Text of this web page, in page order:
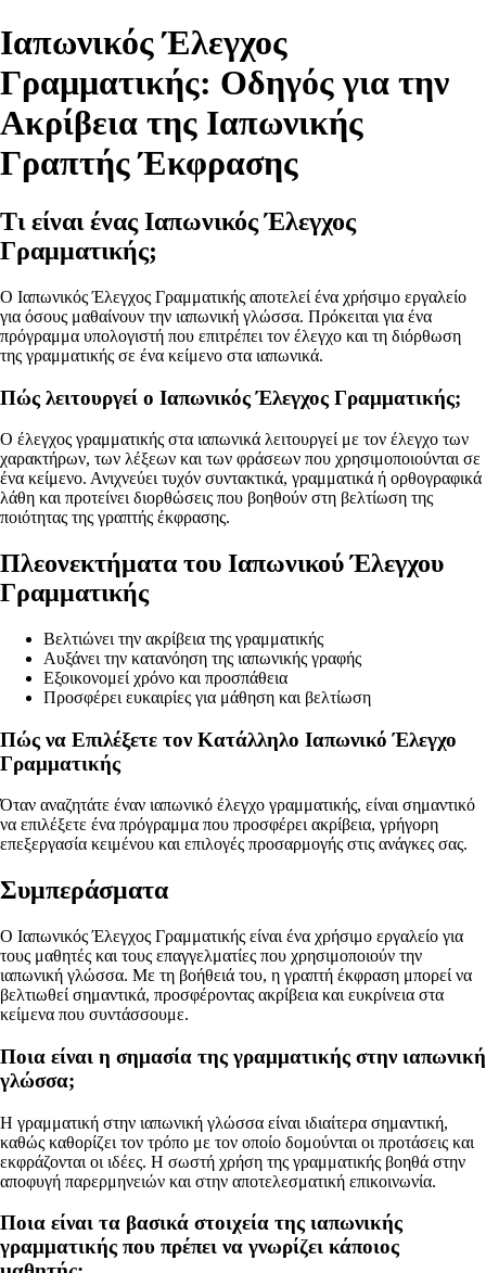
Ιαπωνικός Έλεγχος
Γραμματικής: Οδηγός για την
Ακρίβεια της Ιαπωνικής
Γραπτής Έκφρασης
Τι είναι ένας Ιαπωνικός Έλεγχος
Γραμματικής;
Ο Ιαπωνικός Έλεγχος Γραμματικής αποτελεί ένα χρήσιμο εργαλείο
για όσους μαθαίνουν την ιαπωνική γλώσσα. Πρόκειται για ένα
πρόγραμμα υπολογιστή που επιτρέπει τον έλεγχο και τη διόρθωση
της γραμματικής σε ένα κείμενο στα ιαπωνικά.
Πώς λειτουργεί ο Ιαπωνικός Έλεγχος Γραμματικής;
Ο έλεγχος γραμματικής στα ιαπωνικά λειτουργεί με τον έλεγχο των
χαρακτήρων, των λέξεων και των φράσεων που χρησιμοποιούνται σε
ένα κείμενο. Ανιχνεύει τυχόν συντακτικά, γραμματικά ή ορθογραφικά
λάθη και προτείνει διορθώσεις που βοηθούν στη βελτίωση της
ποιότητας της γραπτής έκφρασης.
Πλεονεκτήματα του Ιαπωνικού Έλεγχου
Γραμματικής
Βελτιώνει την ακρίβεια της γραμματικής
Αυξάνει την κατανόηση της ιαπωνικής γραφής
Εξοικονομεί χρόνο και προσπάθεια
Προσφέρει ευκαιρίες για μάθηση και βελτίωση
Πώς να Επιλέξετε τον Κατάλληλο Ιαπωνικό Έλεγχο
Γραμματικής
Όταν αναζητάτε έναν ιαπωνικό έλεγχο γραμματικής, είναι σημαντικό
να επιλέξετε ένα πρόγραμμα που προσφέρει ακρίβεια, γρήγορη
επεξεργασία κειμένου και επιλογές προσαρμογής στις ανάγκες σας.
Συμπεράσματα
Ο Ιαπωνικός Έλεγχος Γραμματικής είναι ένα χρήσιμο εργαλείο για
τους μαθητές και τους επαγγελματίες που χρησιμοποιούν την
ιαπωνική γλώσσα. Με τη βοήθειά του, η γραπτή έκφραση μπορεί να
βελτιωθεί σημαντικά, προσφέροντας ακρίβεια και ευκρίνεια στα
κείμενα που συντάσσουμε.
Ποια είναι η σημασία της γραμματικής στην ιαπωνική
γλώσσα;
Η γραμματική στην ιαπωνική γλώσσα είναι ιδιαίτερα σημαντική,
καθώς καθορίζει τον τρόπο με τον οποίο δομούνται οι προτάσεις και
εκφράζονται οι ιδέες. Η σωστή χρήση της γραμματικής βοηθά στην
αποφυγή παρερμηνειών και στην αποτελεσματική επικοινωνία.
Ποια είναι τα βασικά στοιχεία της ιαπωνικής
γραμματικής που πρέπει να γνωρίζει κάποιος